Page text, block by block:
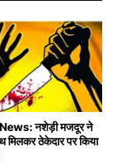
नशेड़ी मजदूर ने
मिलकर ठेकेदार पर किया